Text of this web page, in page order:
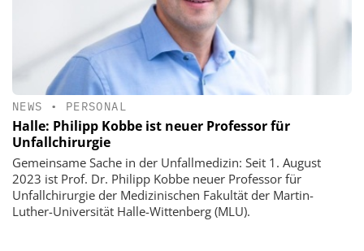
NEWS • PERSONAL
Halle: Philipp Kobbe ist neuer Professor für
Unfallchirurgie
Gemeinsame Sache in der Unfallmedizin: Seit 1. August
2023 ist Prof. Dr. Philipp Kobbe neuer Professor für
Unfallchirurgie der Medizinischen Fakultät der Martin-
Luther-Universität Halle-Wittenberg (MLU).